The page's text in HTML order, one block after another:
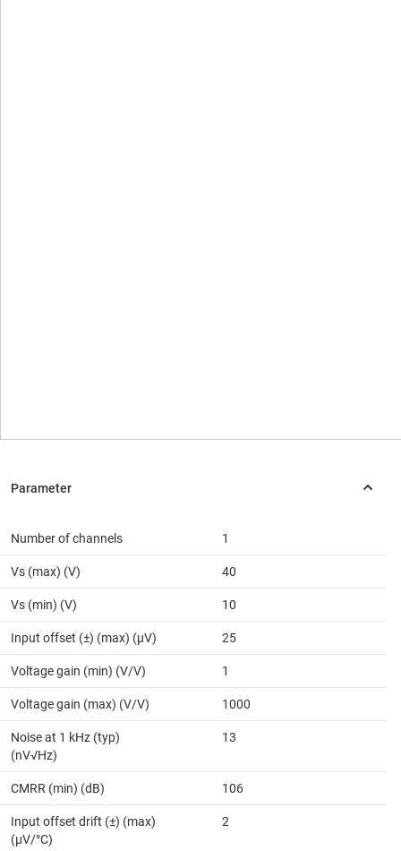
Number of channels 1
Vs (max) (V) 40
Vs (min) (V) 10
Input offset (±) (max) (µV) 25
Voltage gain (min) (V/V) 1
Voltage gain (max) (V/V) 1000
Noise at 1 kHz (typ)
(nV√Hz)
13
CMRR (min) (dB) 106
Input offset drift (±) (max)
(µV/°C)
2